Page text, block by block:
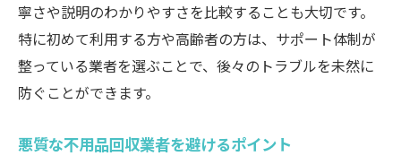
寧さや説明のわかりやすさを比較することも大切です。
特に初めて利用する方や高齢者の方は、サポート体制が
整っている業者を選ぶことで、後々のトラブルを未然に
防ぐことができます。
悪質な不用品回収業者を避けるポイント